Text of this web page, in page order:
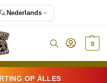
0
OP ÁLLES
Nederlands